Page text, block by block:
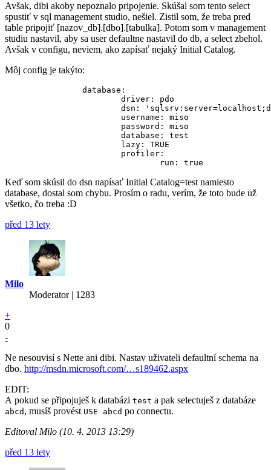
Avšak, dibi akoby nepoznalo pripojenie. Skúšal som tento select
spustiť v sql management studio, nešiel. Zistil som, že treba pred
table pripojiť [nazov_db].[dbo].[tabulka]. Potom som v management
studiu nastavil, aby sa user defaultne nastavil do db, a select zbehol.
Avšak v configu, neviem, ako zapísať nejaký Initial Catalog.
Môj config je takýto:
Keď som skúsil do dsn napísať Initial Catalog=test namiesto
database, dostal som chybu. Prosím o radu, verím, že toto bude už
všetko, čo treba :D
před 13 lety
Milo
Moderator | 1283
+
0
-
Ne nesouvisí s Nette ani dibi. Nastav uživateli defaultní schema na
dbo. http://msdn.microsoft.com/…s189462.aspx
EDIT:
A pokud se připojuješ k databázi test a pak selectuješ z databáze
abcd , musíš provést USE abcd po connectu.
Editoval Milo (10. 4. 2013 13:29)
před 13 lety